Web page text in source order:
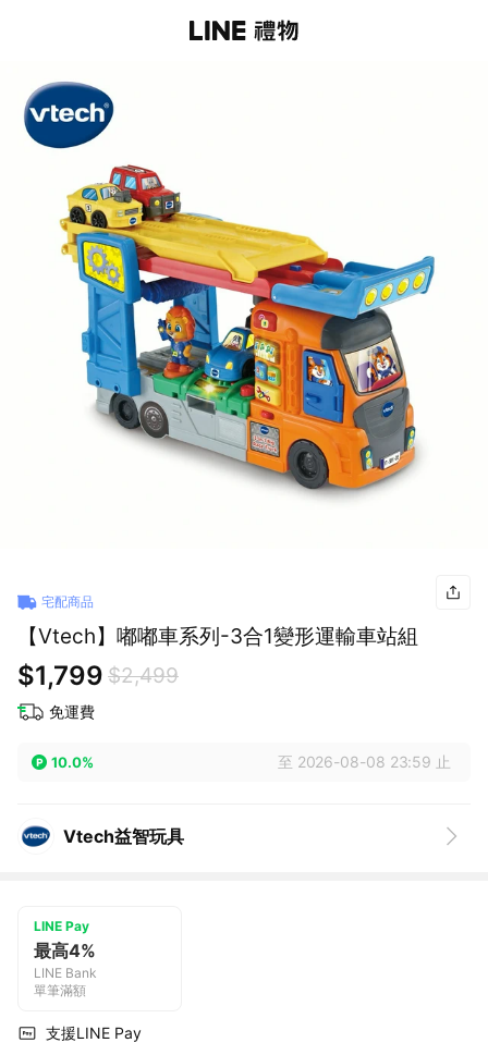
宅配商品
【Vtech】嘟嘟車系列-3合1變形運輸車站組
$1,799 $2,499
免運費
10.0% 至 2026-08-08 23:59 止
Vtech益智玩具
LINE Pay
最高4%
LINE Bank
單筆滿額
支援LINE Pay